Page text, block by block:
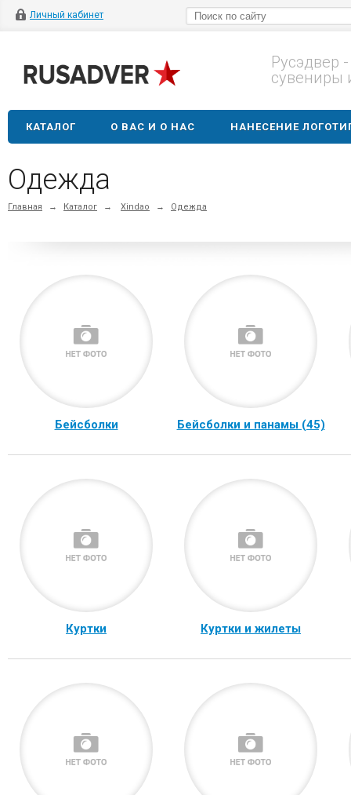
Личный кабинет
Русэдвер
сувениры
КАТАЛОГ О ВАС И О НАС НАНЕСЕНИЕ
Одежда
Главная → Каталог → Xindao → Одежда
Бейсболки Бейсболки и панамы (45)
Куртки Куртки и жилеты